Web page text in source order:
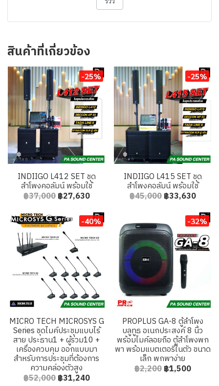
สินค้าที่เกี่ยวข้อง
-25%
INDIIGO L412 SET ชุด
ลำโพงคอลัมน์ พร้อมใช้
฿37,000 ฿27,630
-25%
INDIIGO L415 SET ชุด
ลำโพงคอลัมน์ พร้อมใช้
฿45,000 ฿33,630
-40%
MICRO TECH MICROSYS G
Series ชุดไมค์ประชุมแบบไร้
สาย ประธาน1 + ผู้ร่วม10 +
เครื่องควบคุม ออกแบบมา
สำหรับการประชุมที่ต้องการ
ความคล่องตัวสูง
฿52,000 ฿31,240
-32%
PROPLUS GA-8 ตู้ลำโพง
บลูทูธ อเนกประสงค์ 8 นิ้ว
พร้อมไมค์ลอยถือ ตู้ลำโพงพก
พา พร้อมแบตเตอรี่ในตัว ขนาด
เล็ก พกพาง่าย
฿2,200 ฿1,500